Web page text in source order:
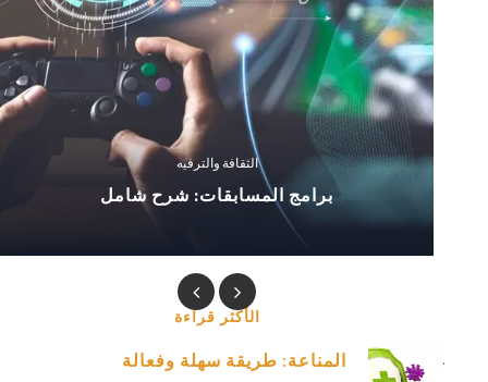
Previous
الثقافة والترفيه
برامج المسابقات: شرح شامل
Next
الأكثر قراءة
المناعة: طريقة سهلة وفعالة